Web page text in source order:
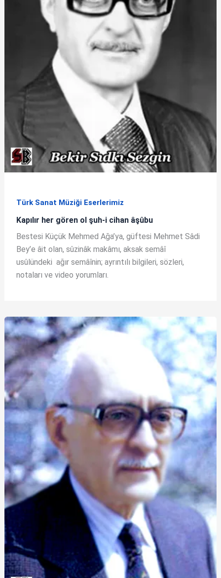
Türk Sanat Müziği Eserlerimiz
Kapılır her gören ol şuh-i cihan âşûbu
Bestesi Küçük Mehmed Ağa’ya, güftesi Mehmet Sâdi
Bey’e âit olan, sûzinâk makâmı, aksak semâî
usûlündeki ağır semâînin; ayrıntılı bilgileri, sözleri,
notaları ve video yorumları.